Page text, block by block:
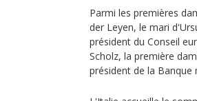
Parmi les premières
der Leyen, le mari
président du Conseil
Scholz, la première
président de la Banque